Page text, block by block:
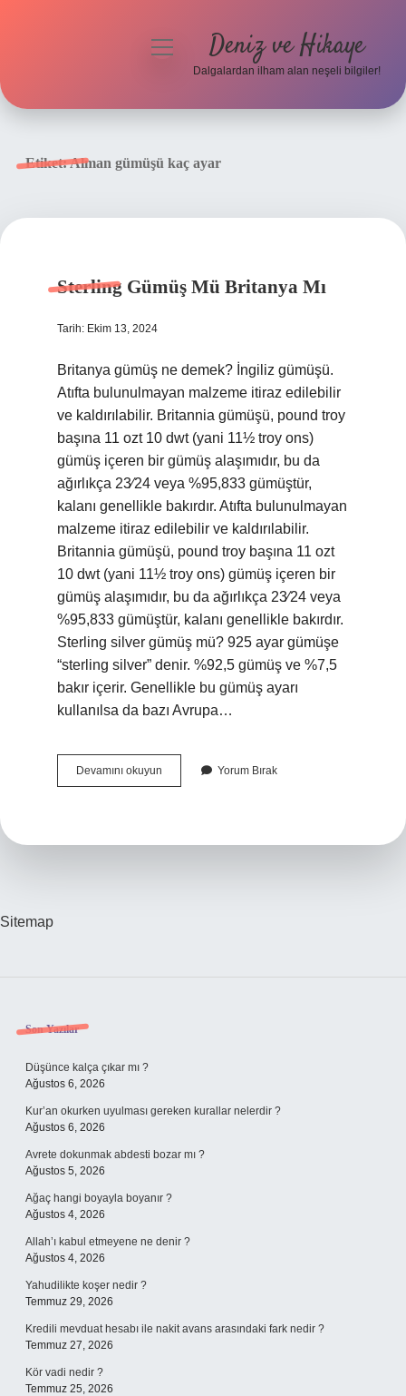
menüyü
Deniz ve Hikaye
Dalgalardan ilham alan neşeli bilgiler!
Etiket:Alman gümüşü kaç ayar
Sterling Gümüş Mü Britanya Mı
Tarih: Ekim 13, 2024
Britanya gümüş ne demek? İngiliz gümüşü.
Atıfta bulunulmayan malzeme itiraz edilebilir
ve kaldırılabilir. Britannia gümüşü, pound troy
başına 11 ozt 10 dwt (yani 11½ troy ons)
gümüş içeren bir gümüş alaşımıdır, bu da
ağırlıkça 23⁄24 veya %95,833 gümüştür,
kalanı genellikle bakırdır. Atıfta bulunulmayan
malzeme itiraz edilebilir ve kaldırılabilir.
Britannia gümüşü, pound troy başına 11 ozt
10 dwt (yani 11½ troy ons) gümüş içeren bir
gümüş alaşımıdır, bu da ağırlıkça 23⁄24 veya
%95,833 gümüştür, kalanı genellikle bakırdır.
Sterling silver gümüş mü? 925 ayar gümüşe
“sterling silver” denir. %92,5 gümüş ve %7,5
bakır içerir. Genellikle bu gümüş ayarı
kullanılsa da bazı Avrupa…
Devamını okuyun
Gümüş
Yorum Bırak
Sitemap
Sidebar
Son Yazılar
Düşünce kalça çıkar mı ?
Ağustos 6, 2026
Kur’an okurken uyulması gereken kurallar nelerdir ?
Ağustos 6, 2026
Avrete dokunmak abdesti bozar mı ?
Ağustos 5, 2026
Ağaç hangi boyayla boyanır ?
Ağustos 4, 2026
Allah’ı kabul etmeyene ne denir ?
Ağustos 4, 2026
Yahudilikte koşer nedir ?
Temmuz 29, 2026
Kredili mevduat hesabı ile nakit avans arasındaki fark nedir ?
Temmuz 27, 2026
Kör vadi nedir ?
Temmuz 25, 2026